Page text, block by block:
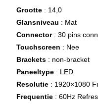
Grootte : 14,0
Glansniveau : Mat
Connector: 30 pins
Touchscreen : Nee
Brackets : non-bracket
Paneeltype : LED
Resolutie : 1920×1080
Frequentie : 60Hz